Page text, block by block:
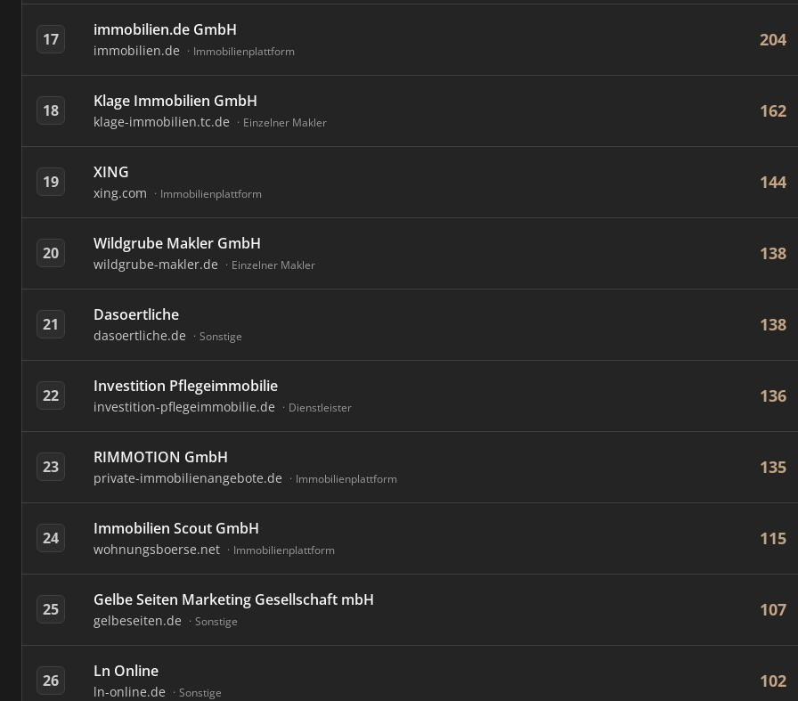
17 immobilien.de GmbH
immobilien.de Immobilienplattform
204
18 Klage Immobilien GmbH
klage-immobilien.tc.de Einzelner Makler
162
19 XING
xing.com Immobilienplattform
144
20 Wildgrube Makler GmbH
wildgrube-makler.de Einzelner Makler
138
21 Dasoertliche
dasoertliche.de Sonstige
138
22 Investition Pflegeimmobilie
investition-pflegeimmobilie.de Dienstleister
136
23 RIMMOTION GmbH
private-immobilienangebote.de Immobilienplattform
135
24 Immobilien Scout GmbH
wohnungsboerse.net Immobilienplattform
115
25 Gelbe Seiten Marketing Gesellschaft mbH
gelbeseiten.de Sonstige
107
26 Ln Online
ln-online.de Sonstige
102